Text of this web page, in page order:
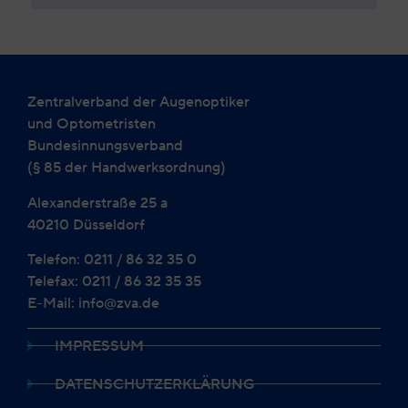
Zentralverband der Augenoptiker
und Optometristen
Bundesinnungsverband
(§ 85 der Handwerksordnung)
Alexanderstraße 25 a
40210 Düsseldorf
Telefon: 0211 / 86 32 35 0
Telefax: 0211 / 86 32 35 35
E-Mail: info@zva.de
IMPRESSUM
DATENSCHUTZERKLÄRUNG